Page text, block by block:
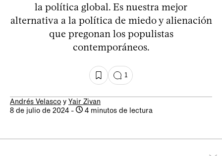
la política global. Es nuestra mejor
alternativa a la política de miedo y alienación
que pregonan los populistas
contemporáneos.
1
Andrés Velasco y Yair Zivan
8 de julio de 2024 - 4 minutos de lectura